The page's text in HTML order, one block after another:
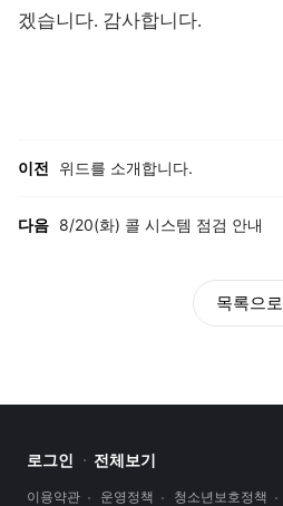
겠습니다. 감사합니다.
이전 위드를 소개합니다.
다음 8/20(화) 콜 시스템 점검 안내
목록으로
로그인 전체보기
이용약관 운영정책 청소년보호정책